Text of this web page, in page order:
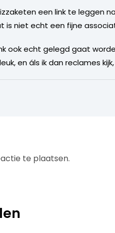
een link te leggen
is niet echt een fijne
ook echt gelegd gaat
leuk, en áls ik dan reclames
te plaatsen.